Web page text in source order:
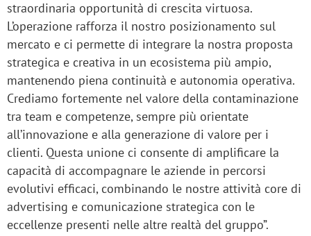
straordinaria opportunità di crescita virtuosa.
L’operazione rafforza il nostro posizionamento sul
mercato e ci permette di integrare la nostra proposta
strategica e creativa in un ecosistema più ampio,
mantenendo piena continuità e autonomia operativa.
Crediamo fortemente nel valore della contaminazione
tra team e competenze, sempre più orientate
all’innovazione e alla generazione di valore per i
clienti. Questa unione ci consente di amplificare la
capacità di accompagnare le aziende in percorsi
evolutivi efficaci, combinando le nostre attività core di
advertising e comunicazione strategica con le
eccellenze presenti nelle altre realtà del gruppo”.